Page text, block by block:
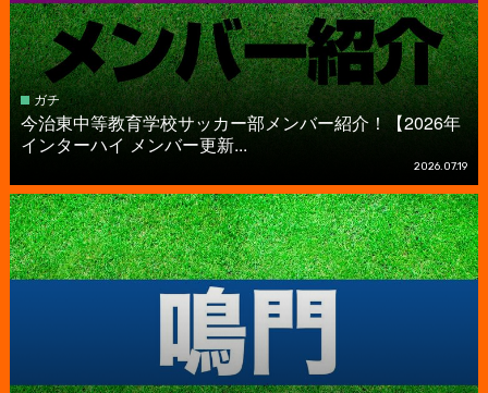
ガチ
今治東中等教育学校サッカー部メンバー紹介！【2026年
インターハイ メンバー更新...
2026.07.19